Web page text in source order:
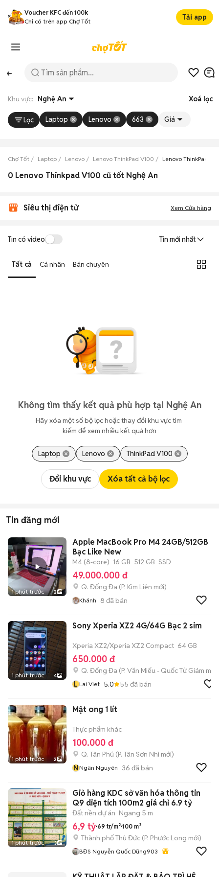
Voucher KFC đến 100k
Chỉ có trên app Chợ Tốt
Tải app
Khu vực: Nghệ An Xoá lọc
Lọc Laptop Lenovo 663 Giá
Chợ Tốt Laptop Lenovo Lenovo ThinkPad V100 Lenovo ThinkPad
0 Lenovo Thinkpad V100 cũ tốt Nghệ An
Siêu thị điện tử Xem Cửa hàng
Tin có video Tin mới nhất
Tất cả Cá nhân Bán chuyên
Không tìm thấy kết quả phù hợp tại Nghệ An
Hãy xóa một số bộ lọc hoặc thay đổi khu vực tìm
kiếm để xem nhiều kết quả hơn
Laptop Lenovo ThinkPad V100
Đổi khu vực Xóa tất cả bộ lọc
Tin đăng mới
1 phút trước 2
Apple MacBook Pro M4 24GB/512GB
Bạc Like New
M4 (8-core) 16 GB 512 GB SSD
49.000.000 đ
Q. Đống Đa (P. Kim Liên mới)
Khánh 8 đã bán
1 phút trước 4
Sony Xperia XZ2 4G/64G Bạc 2 sim
Xperia XZ2/Xperia XZ2 Compact 64 GB
650.000 đ
Q. Đống Đa (P. Văn Miếu - Quốc Tử Giám mới)
L Lai Viet 5.0 55 đã bán
1 phút trước 2
Mật ong 1 lít
Thực phẩm khác
100.000 đ
Q. Tân Phú (P. Tân Sơn Nhì mới)
NNgân Nguyên 36 đã bán
1 phút trước 3
Giỏ hàng KDC sở văn hóa thông tin
Q9 diện tích 100m2 giá chỉ 6.9 tỷ
Đất nền dự án Ngang 5 m
6,9 tỷ 69 tr/m² 100 m²
Thành phố Thủ Đức (P. Phước Long mới)
BĐS Nguyễn Quốc Dũng903